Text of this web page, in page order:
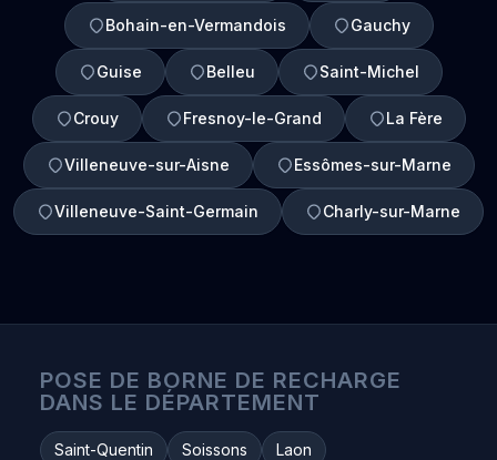
Bohain-en-Vermandois Gauchy
Guise Belleu Saint-Michel
Crouy Fresnoy-le-Grand La Fère
Villeneuve-sur-Aisne Essômes-sur-Marne
Villeneuve-Saint-Germain Charly-sur-Marne
POSE DE BORNE DE RECHARGE
DANS LE DÉPARTEMENT
Saint-Quentin Soissons
Laon